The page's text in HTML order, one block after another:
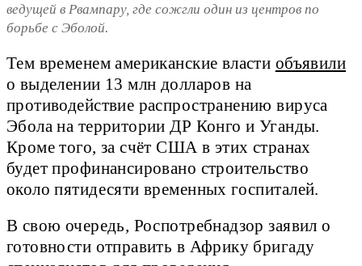
ведущей в Рвампару, где сожгли один из центров по
борьбе с Эболой.
Тем временем американские власти объявили
о выделении 13 млн долларов на
противодействие распространению вируса
Эбола на территории ДР Конго и Уганды.
Кроме того, за счёт США в этих странах
будет профинансировано строительство
около пятидесяти временных госпиталей.
В свою очередь, Роспотребнадзор заявил о
готовности отправить в Африку бригаду